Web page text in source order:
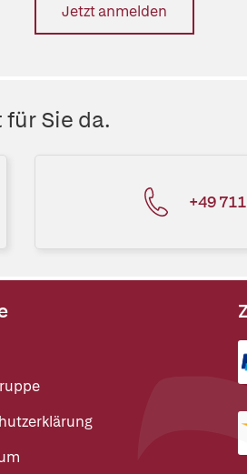
Jetzt anmelden
Sie da.
+49